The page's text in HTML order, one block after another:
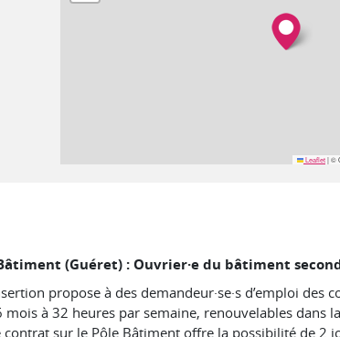
Leaflet|©
(Guéret) : Ouvrier·e du bâtiment
propose à des demandeur·se·s d’emploi des
mois à 32 heures par semaine, renouvelables dans
contrat sur le Pôle Bâtiment offre la possibilité de 2